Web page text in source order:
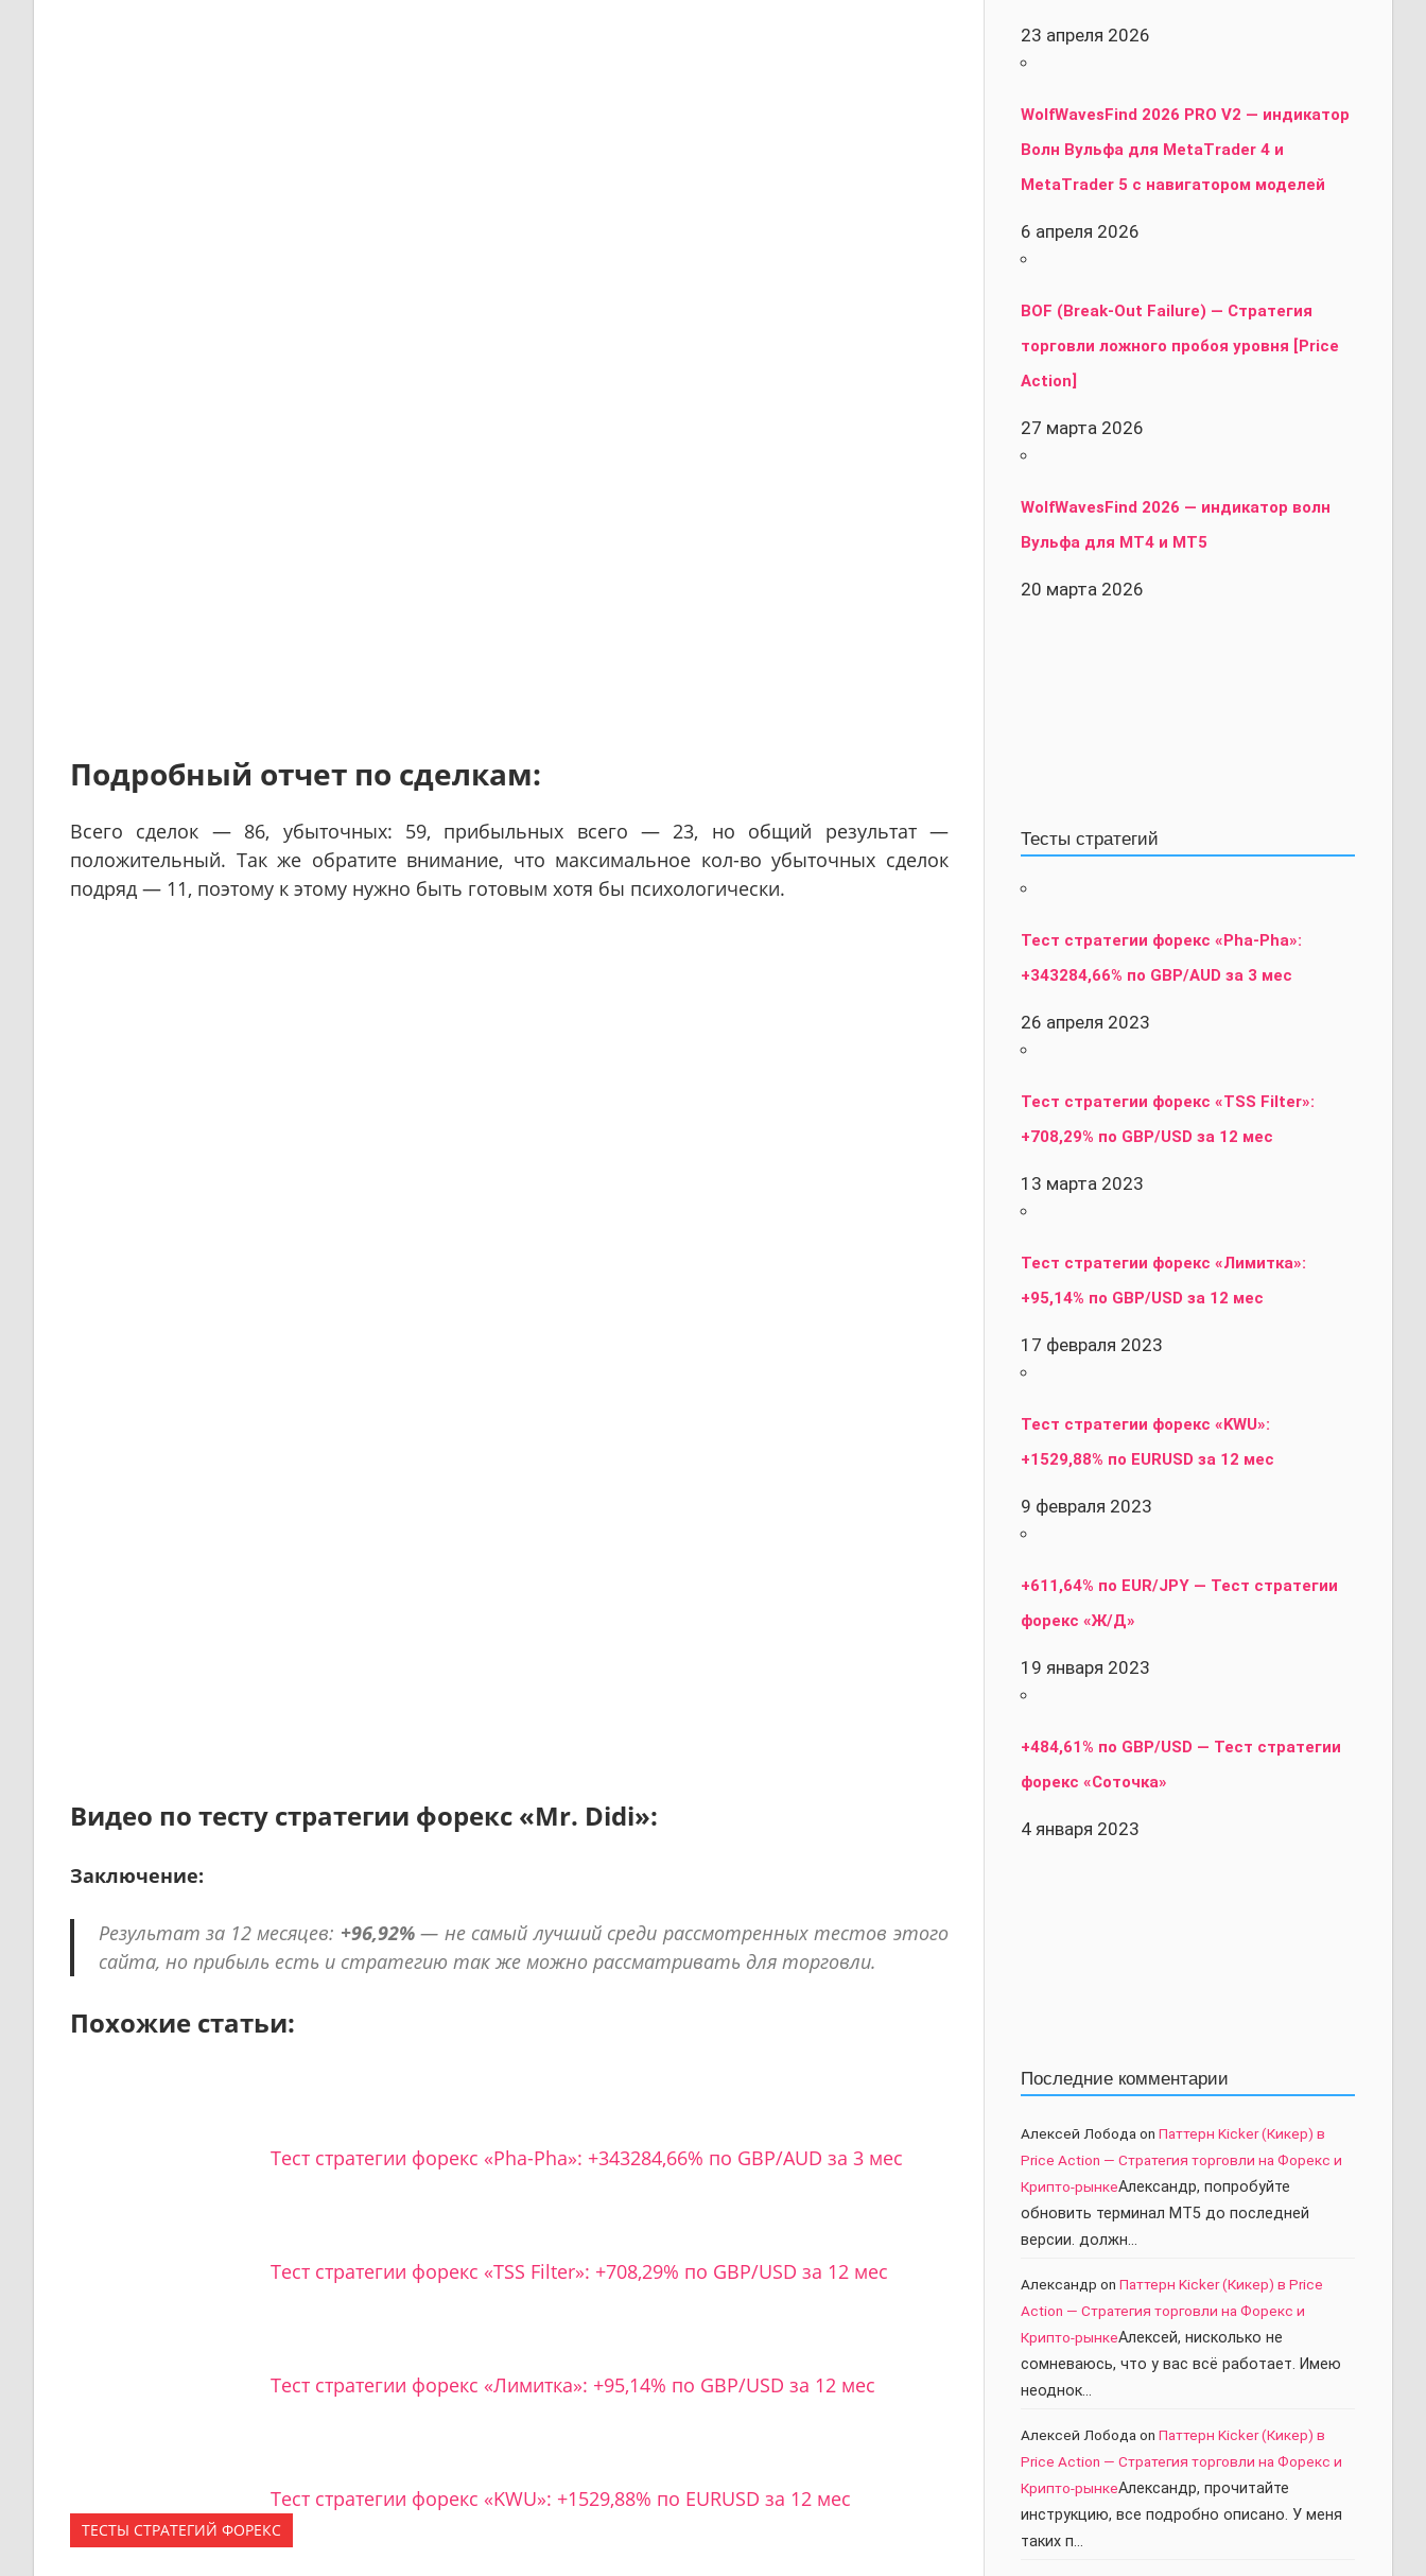
Подробный отчет по сделкам:
Всего сделок — 86, убыточных: 59, прибыльных всего — 23, но общий результат —
положительный. Так же обратите внимание, что максимальное кол-во убыточных сделок
подряд — 11, поэтому к этому нужно быть готовым хотя бы психологически.
Видео по тесту стратегии форекс «Mr. Didi»:
Заключение:
Результат за 12 месяцев: +96,92%— не самый лучший среди рассмотренных тестов этого
сайта, но прибыль есть и стратегию так же можно рассматривать для торговли.
Похожие статьи:
Тест стратегии форекс «Pha-Pha»: +343284,66% по GBP/AUD за 3 мес
Тест стратегии форекс «TSS Filter»: +708,29% по GBP/USD за 12 мес
Тест стратегии форекс «Лимитка»: +95,14% по GBP/USD за 12 мес
Тест стратегии форекс «KWU»: +1529,88% по EURUSD за 12 мес
ТЕСТЫ СТРАТЕГИЙ ФОРЕКС
23 апреля 2026
WolfWavesFind 2026 PRO V2 — индикатор
Волн Вульфа для MetaTrader 4 и
MetaTrader 5 с навигатором моделей
6 апреля 2026
BOF (Break-Out Failure) — Стратегия
торговли ложного пробоя уровня [Price
Action]
27 марта 2026
WolfWavesFind 2026 — индикатор волн
Вульфа для MT4 и MT5
20 марта 2026
Тесты стратегий
Тест стратегии форекс «Pha-Pha»:
+343284,66% по GBP/AUD за 3 мес
26 апреля 2023
Тест стратегии форекс «TSS Filter»:
+708,29% по GBP/USD за 12 мес
13 марта 2023
Тест стратегии форекс «Лимитка»:
+95,14% по GBP/USD за 12 мес
17 февраля 2023
Тест стратегии форекс «KWU»:
+1529,88% по EURUSD за 12 мес
9 февраля 2023
+611,64% по EUR/JPY — Тест стратегии
форекс «Ж/Д»
19 января 2023
+484,61% по GBP/USD — Тест стратегии
форекс «Соточка»
4 января 2023
Последние комментарии
Алексей Лободаon Паттерн Kicker (Кикер) в
Price Action — Стратегия торговли на Форекс и
Крипто-рынкеАлександр, попробуйте
обновить терминал МТ5 до последней
версии. должн…
Александр on Паттерн Kicker (Кикер) в Price
Action — Стратегия торговли на Форекс и
Крипто-рынкеАлексей, нисколько не
сомневаюсь, что у вас всё работает. Имею
неоднок…
Алексей Лободаon Паттерн Kicker (Кикер) в
Price Action — Стратегия торговли на Форекс и
Крипто-рынкеАлександр, прочитайте
инструкцию, все подробно описано. У меня
таких п…